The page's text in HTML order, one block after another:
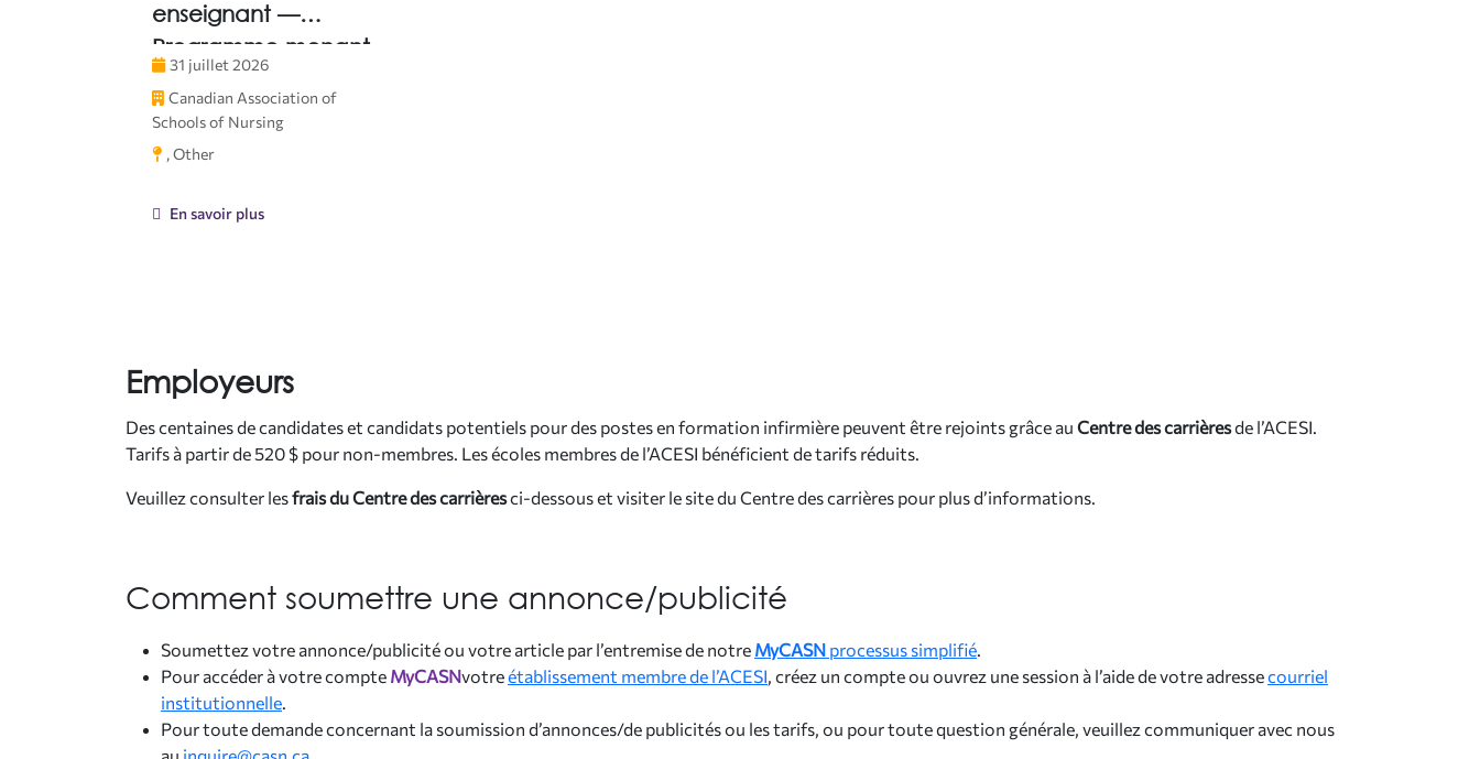
enseignant —
Programme menant
à un certificat en
enseignement
clinique
31 juillet 2026
Canadian Association of
Schools of Nursing
, Other
En savoir plus
Employeurs
Des centaines de candidates et candidats potentiels pour des postes en formation infirmière peuvent être rejoints grâce au Centre des carrièresde l’ACESI.
Tarifs à partir de 520 $ pour non-membres. Les écoles membres de l’ACESI bénéficient de tarifs réduits.
Veuillez consulter lesfrais du Centre des carrièresci-dessous et visiter le site du Centre des carrières pour plus d’informations.
Comment soumettre une annonce/publicité
Soumettez votre annonce/publicité ou votre article par l’entremise de notre MyCASN processus simplifié.
Pour accéder à votre compte MyCASNvotreétablissement membre de l’ACESI, créez un compte ou ouvrez une session à l’aide de votre adressecourriel
institutionnelle.
Pour toute demande concernant la soumission d’annonces/de publicités ou les tarifs, ou pour toute question générale, veuillez communiquer avec nous